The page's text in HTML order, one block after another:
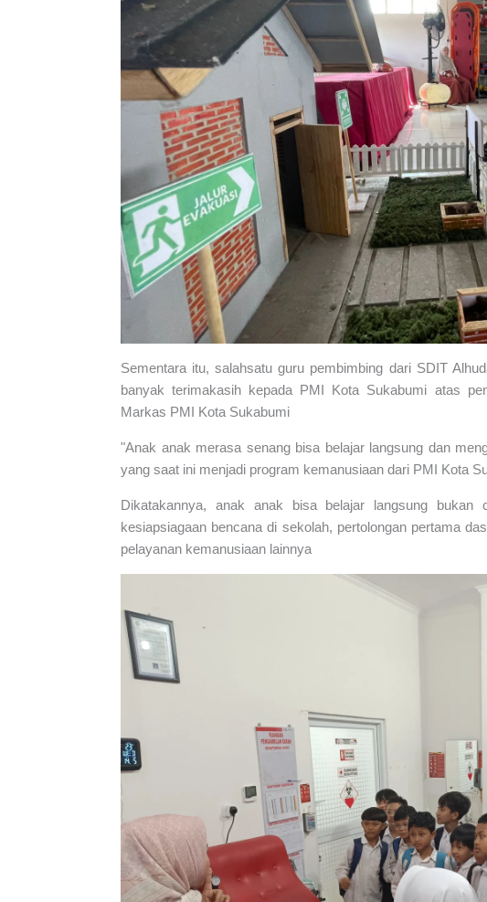
Sementara itu, salahsatu guru pembimbing dari SDIT
banyak terimakasih kepada PMI Kota Sukabumi atas
Markas PMI Kota Sukabumi
"Anak anak merasa senang bisa belajar langsung dan
yang saat ini menjadi program kemanusiaan dari PMI Kota
Dikatakannya, anak anak bisa belajar langsung bukan
kesiapsiagaan bencana di sekolah, pertolongan pertama
pelayanan kemanusiaan lainnya